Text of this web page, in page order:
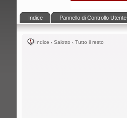
Indice Pannello di Controllo Utente
Indice ‹ Salotto ‹ Tutto il resto